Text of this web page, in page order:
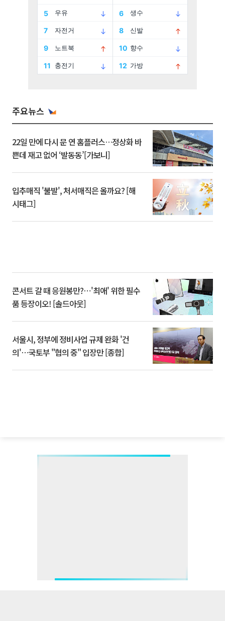
주요뉴스
22일 만에 다시 문 연 홈플러스…정상화 바
쁜데 재고 없어 ‘발동동’[가보니]
입추매직 '불발', 처서매직은 올까요? [해
시태그]
콘서트 갈 때 응원봉만?⋯'최애' 위한 필수
품 등장이오! [솔드아웃]
서울시, 정부에 정비사업 규제 완화 '건
의'⋯국토부 "협의 중" 입장만 [종합]